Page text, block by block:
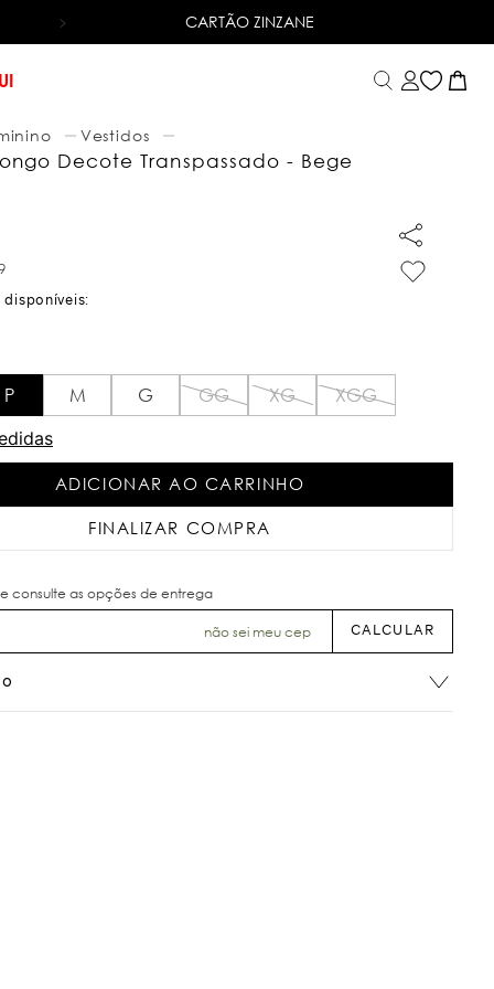
6X SEM JUROSNO CARTÃO DE CRÉDITO
CARTÃO ZINZANE
Vestidos
Decote Transpassado - Bege
P M G GG XG
XGG
ADICIONAR AO CARRINHO
FINALIZAR COMPRA
não sei meu cep